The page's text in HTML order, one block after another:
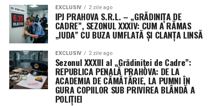
varianta celeilalte, pentru ca proiectul să ajungă pe
masa președintelui Donald Trump.
Președinta Comisiei de buget din Senat, Susan Collins, a
descris rezoluția drept „un pas important” pentru
evitarea închiderii guvernului, în timp ce senatoarea
Patty Murray a salutat faptul că textul limitează cererile
de noi fonduri și flexibilități pentru Pentagon.
EXCLUSIV 2 zile ago
IPJ PRAHOVA S.R.L. – „GRĂDINIȚA DE
CADRE”, SEZONUL XXXIV: CUM A RĂMAS
„IUDA” CU BUZA UMFLATĂ ȘI CLANȚA LINSĂ
EXCLUSIV 2 zile ago
Sezonul XXXIII al „Grădiniței de Cadre”:
REPUBLICA PENALĂ PRAHOVA: DE LA
ACADEMIA DE CĂMĂTĂRIE, LA PUMNI ÎN
GURA COPIILOR SUB PRIVIREA BLÂNDĂ A
POLIȚIEI